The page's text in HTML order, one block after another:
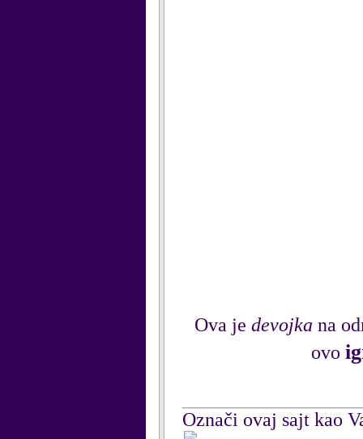
Ova je devojka na
ovo
Označi ovaj sajt kao